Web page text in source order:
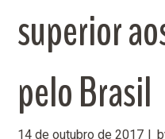
superior
pelo Brasil
14 de outubro de 2017